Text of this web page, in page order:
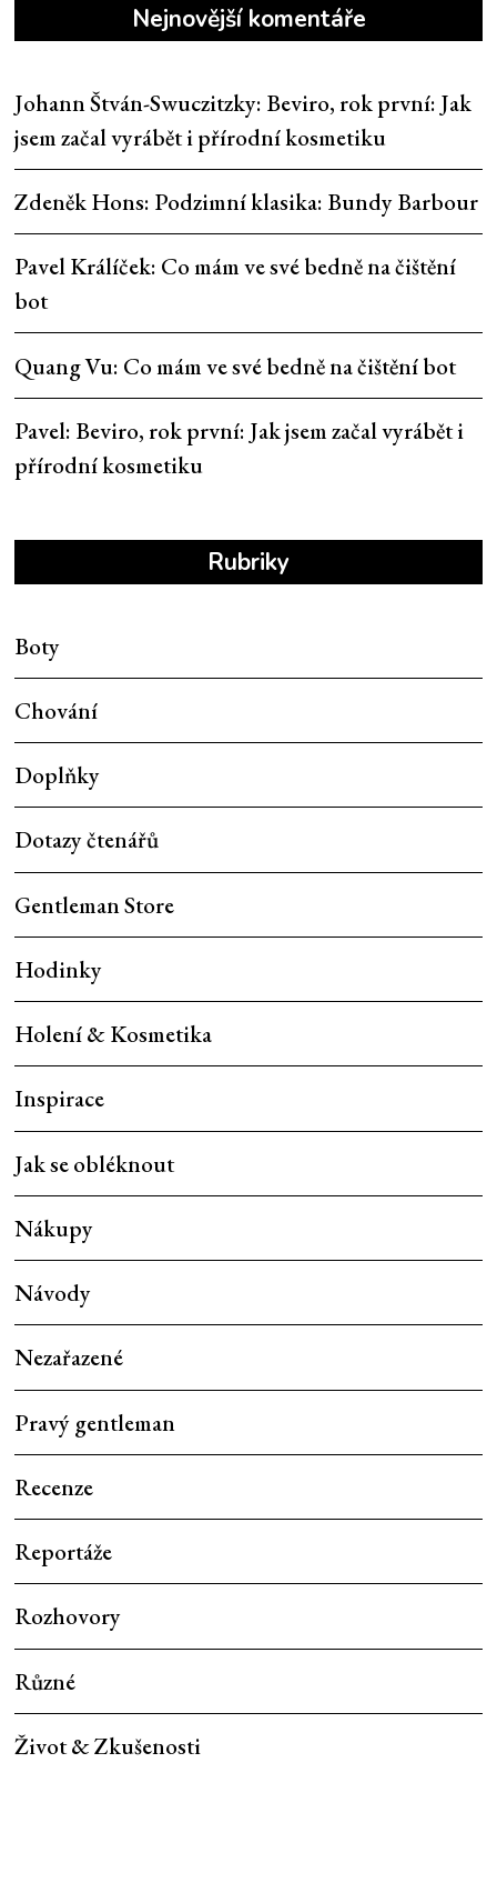
Nejnovější komentáře
Johann Štván-Swuczitzky: Beviro, rok první: Jak
jsem začal vyrábět i přírodní kosmetiku
Zdeněk Hons: Podzimní klasika: Bundy Barbour
Pavel Králíček: Co mám ve své bedně na čištění
bot
Quang Vu: Co mám ve své bedně na čištění bot
Pavel: Beviro, rok první: Jak jsem začal vyrábět i
přírodní kosmetiku
Rubriky
Boty
Chování
Doplňky
Dotazy čtenářů
Gentleman Store
Hodinky
Holení & Kosmetika
Inspirace
Jak se obléknout
Nákupy
Návody
Nezařazené
Pravý gentleman
Recenze
Reportáže
Rozhovory
Různé
Život & Zkušenosti